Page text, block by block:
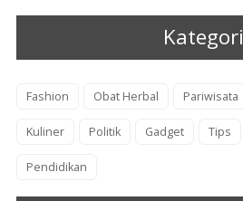
Kategori
Fashion Obat Herbal Pariwisata
Kuliner Politik Gadget Tips
Pendidikan